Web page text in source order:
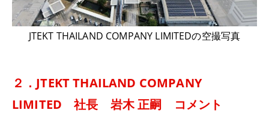
JTEKT THAILAND COMPANY LIMITEDの空撮写真
２．JTEKT THAILAND COMPANY
LIMITED 社長 岩木 正嗣 コメント